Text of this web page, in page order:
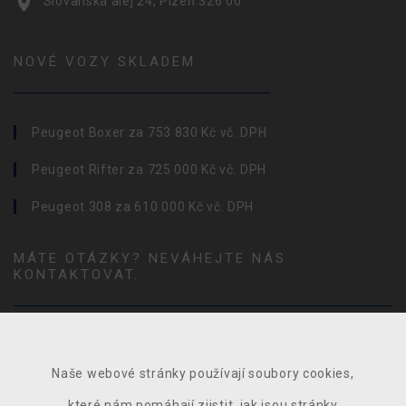
NOVÉ VOZY SKLADEM
Peugeot Boxer za 753 830 Kč vč. DPH
Peugeot Rifter za 725 000 Kč vč. DPH
Peugeot 308 za 610 000 Kč vč. DPH
MÁTE OTÁZKY? NEVÁHEJTE NÁS
KONTAKTOVAT.
Naše webové stránky používají soubory cookies,